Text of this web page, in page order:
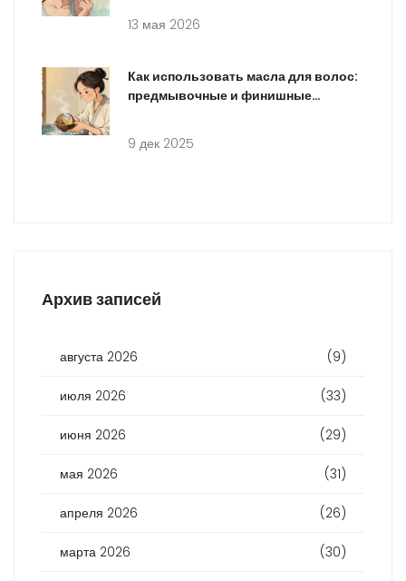
13 мая 2026
Как использовать масла для волос:
предмывочные и финишные
9 дек 2025
Архив записей
августа 2026 (9)
июля 2026 (33)
июня 2026 (29)
мая 2026 (31)
апреля 2026 (26)
марта 2026 (30)